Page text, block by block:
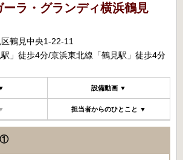
ーラ・グランディ横浜鶴見
鶴見中央1-22-11
」徒歩4分/京浜東北線「鶴見駅」徒歩4分
設備動画 ▼
担当者からのひとこと ▼
①